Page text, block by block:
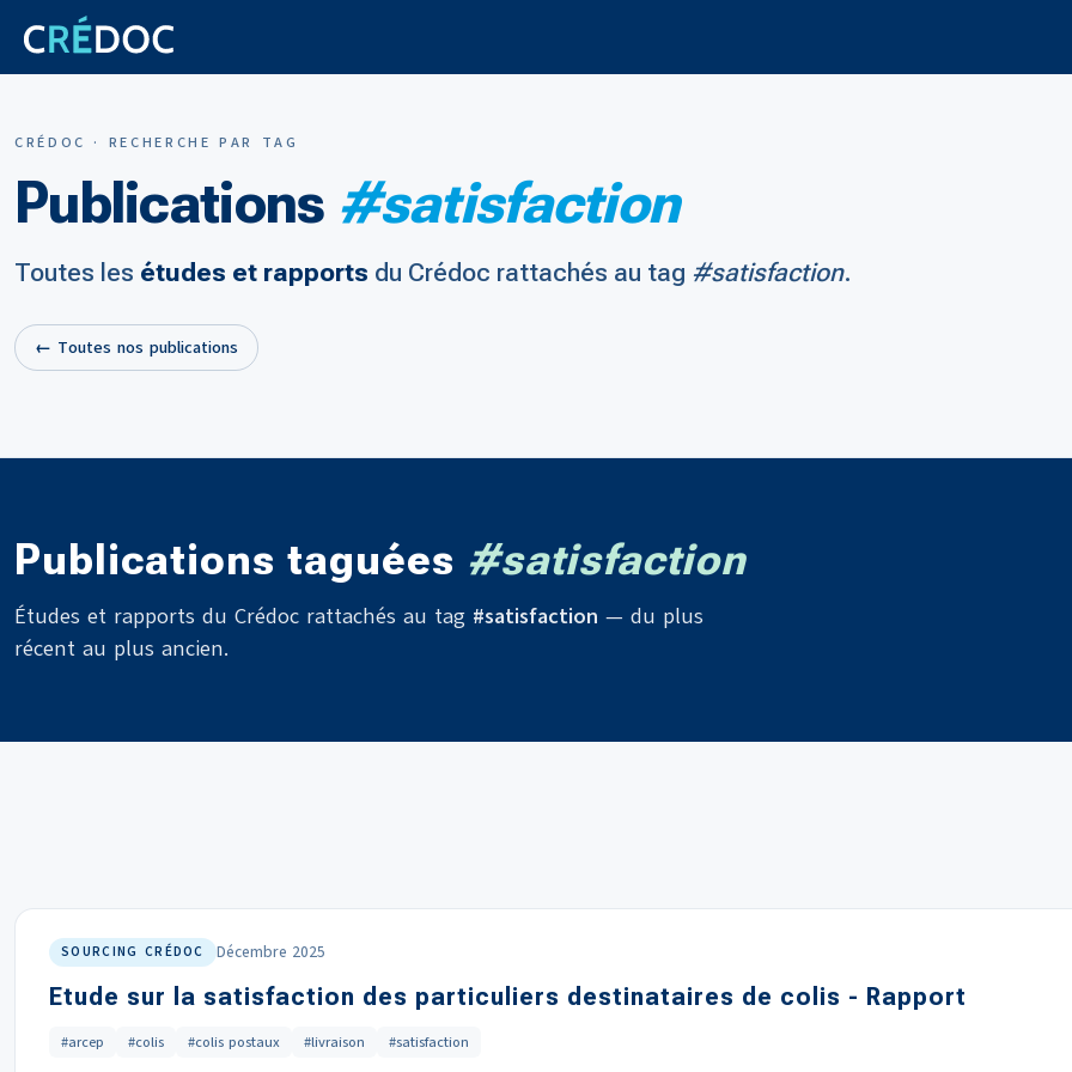
CRÉDOC · RECHERCHE PAR TAG
Publications #satisfaction
Toutes les études et rapports du Crédoc rattachés au tag #satisfaction.
← Toutes nos publications
Publications taguées #satisfaction
Études et rapports du Crédoc rattachés au tag #satisfaction — du plus
récent au plus ancien.
SOURCING CRÉDOC Décembre 2025
Etude sur la satisfaction des particuliers destinataires de colis - Rapport
#arcep #colis #colis postaux #livraison #satisfaction